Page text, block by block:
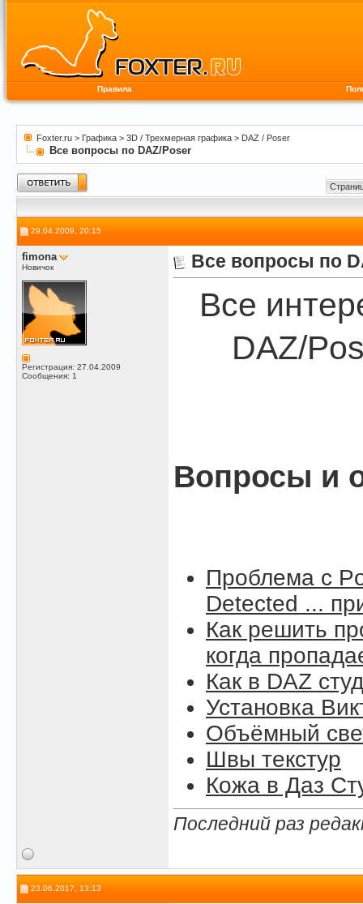
Правила
Foxter.ru > Графика > 3D / Трехмерная графика > DAZ / Poser
Все вопросы по DAZ/Poser
29.04.2009, 20:15
fimona
Новичок
Регистрация: 27.04.2009
Сообщения: 1
Все вопросы по
Все
DAZ/
Вопросы и
Проблема с
Detected ...
Как решить
когда
Как в DAZ
Установка
Объёмный
Швы текстур
Кожа в Даз
Последний раз
23.06.2017, 13:13